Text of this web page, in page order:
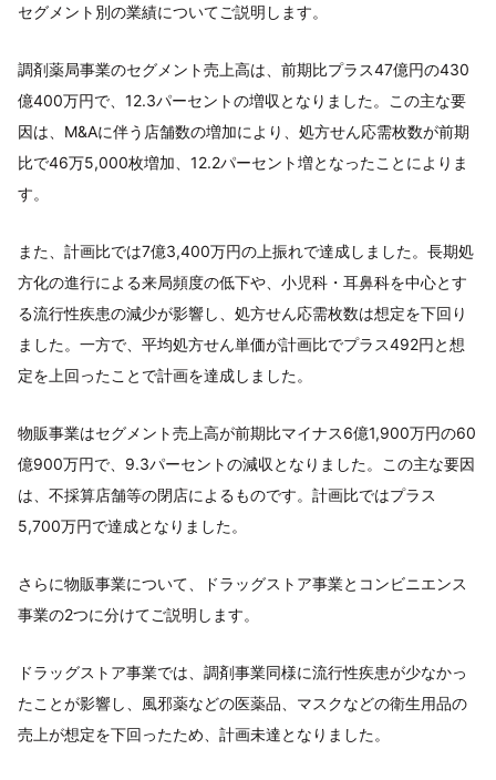
セグメント別の業績についてご説明します。
調剤薬局事業のセグメント売上高は、前期比プラス47億円の430
億400万円で、12.3パーセントの増収となりました。この主な要
因は、M&Aに伴う店舗数の増加により、処方せん応需枚数が前期
比で46万5,000枚増加、12.2パーセント増となったことによりま
す。
また、計画比では7億3,400万円の上振れで達成しました。長期処
方化の進行による来局頻度の低下や、小児科・耳鼻科を中心とす
る流行性疾患の減少が影響し、処方せん応需枚数は想定を下回り
ました。一方で、平均処方せん単価が計画比でプラス492円と想
定を上回ったことで計画を達成しました。
物販事業はセグメント売上高が前期比マイナス6億1,900万円の60
億900万円で、9.3パーセントの減収となりました。この主な要因
は、不採算店舗等の閉店によるものです。計画比ではプラス
5,700万円で達成となりました。
さらに物販事業について、ドラッグストア事業とコンビニエンス
事業の2つに分けてご説明します。
ドラッグストア事業では、調剤事業同様に流行性疾患が少なかっ
たことが影響し、風邪薬などの医薬品、マスクなどの衛生用品の
売上が想定を下回ったため、計画未達となりました。